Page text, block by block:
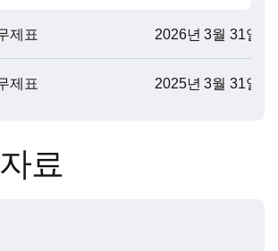
제표 2026년 3월 31일
제표 2025년 3월 31일
료